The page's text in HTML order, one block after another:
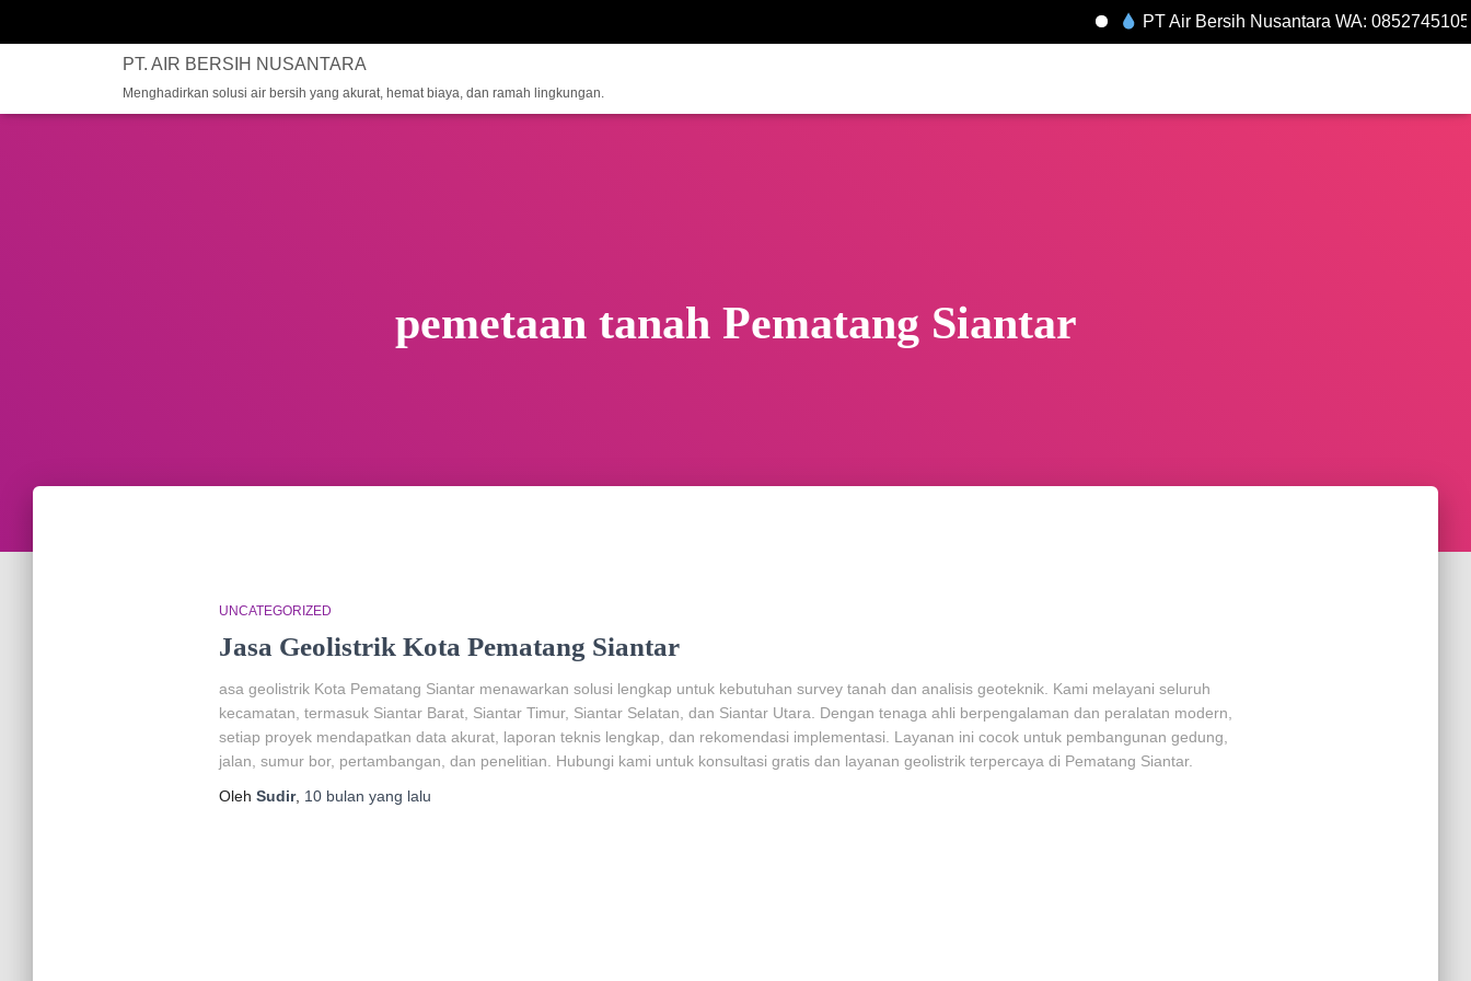
PT Air Bersih Nusantara WA: 085274510548
PT. AIR BERSIH NUSANTARA
Menghadirkan solusi air bersih yang akurat, hemat biaya, dan ramah lingkungan.
pemetaan tanah Pematang Siantar
UNCATEGORIZED
Jasa Geolistrik Kota Pematang Siantar
asa geolistrik Kota Pematang Siantar menawarkan solusi lengkap untuk kebutuhan survey tanah dan analisis geoteknik. Kami melayani seluruh
kecamatan, termasuk Siantar Barat, Siantar Timur, Siantar Selatan, dan Siantar Utara. Dengan tenaga ahli berpengalaman dan peralatan modern,
setiap proyek mendapatkan data akurat, laporan teknis lengkap, dan rekomendasi implementasi. Layanan ini cocok untuk pembangunan gedung,
jalan, sumur bor, pertambangan, dan penelitian. Hubungi kami untuk konsultasi gratis dan layanan geolistrik terpercaya di Pematang Siantar.
Oleh Sudir, 10 bulan yang lalu